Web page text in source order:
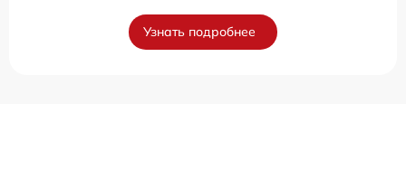
Узнать подробнее